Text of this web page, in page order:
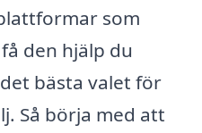
som
den hjälp du
bästa valet för
Så börja med att